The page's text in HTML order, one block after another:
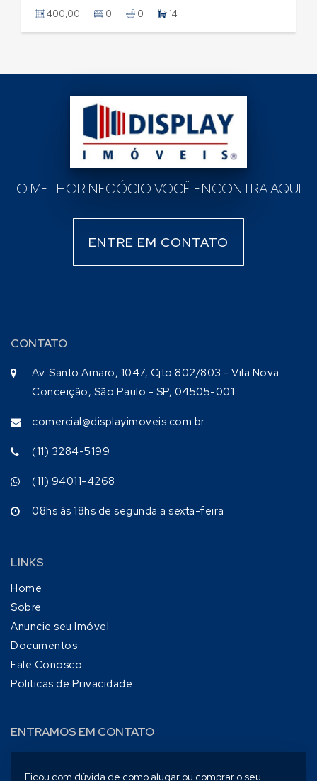
400,00 0 0 14
O MELHOR NEGÓCIO VOCÊ ENCONTRA AQUI
ENTRE EM CONTATO
CONTATO
Av. Santo Amaro, 1047, Cjto 802/803 - Vila Nova
Conceição, São Paulo - SP, 04505-001
comercial@displayimoveis.com.br
(11) 3284-5199
(11) 94011-4268
08hs às 18hs de segunda a sexta-feira
LINKS
Home
Sobre
Anuncie seu Imóvel
Documentos
Fale Conosco
Politicas de Privacidade
ENTRAMOS EM CONTATO
Ficou com dúvida de como alugar ou comprar o seu